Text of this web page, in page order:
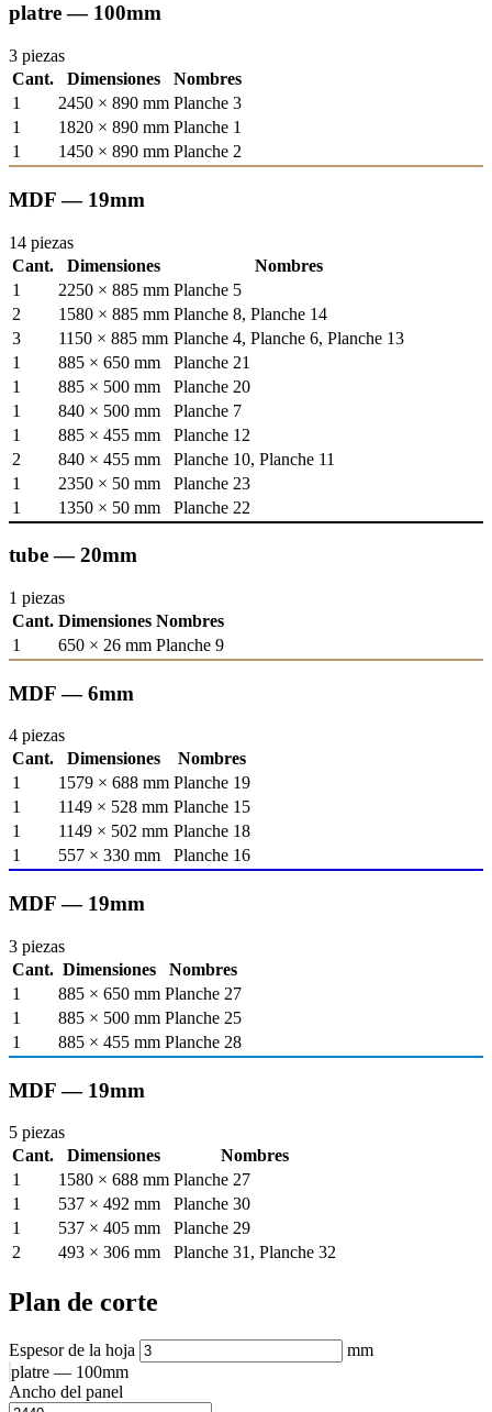
platre — 100mm
3 piezas
Cant.
Dimensiones
Nombres
1
2450 × 890 mm Planche 3
1
1820 × 890 mm Planche 1
1
1450 × 890 mm Planche 2
MDF — 19mm
14 piezas
Cant.
Dimensiones
Nombres
1
2250 × 885 mm Planche 5
2
1580 × 885 mm Planche 8, Planche 14
3
1150 × 885 mm Planche 4, Planche 6, Planche 13
1
885 × 650 mm
Planche 21
1
885 × 500 mm
Planche 20
1
840 × 500 mm
Planche 7
1
885 × 455 mm
Planche 12
2
840 × 455 mm
Planche 10, Planche 11
1
2350 × 50 mm
Planche 23
1
1350 × 50 mm Planche 22
tube — 20mm
1 piezas
Cant. Dimensiones Nombres
1
650 × 26 mm Planche 9
MDF — 6mm
4 piezas
Cant.
Dimensiones
Nombres
1
1579 × 688 mm Planche 19
1
1149 × 528 mm Planche 15
1
1149 × 502 mm Planche 18
1
557 × 330 mm Planche 16
MDF — 19mm
3 piezas
Cant. Dimensiones
Nombres
1
885 × 650 mm Planche 27
1
885 × 500 mm Planche 25
1
885 × 455 mm Planche 28
MDF — 19mm
5 piezas
Cant.
Dimensiones
Nombres
1
1580 × 688 mm Planche 27
1
537 × 492 mm
Planche 30
1
537 × 405 mm
Planche 29
2
493 × 306 mm Planche 31, Planche 32
Plan de corte
Espesor de la hoja
mm
platre — 100mm
Ancho del panel